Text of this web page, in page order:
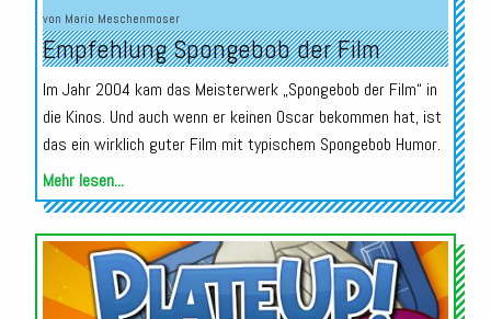
von Mario Meschenmoser
Empfehlung Spongebob der Film
Im Jahr 2004 kam das Meisterwerk „Spongebob der Film“ in
die Kinos. Und auch wenn er keinen Oscar bekommen hat, ist
das ein wirklich guter Film mit typischem Spongebob Humor.
Mehr lesen...
Audio-
Player